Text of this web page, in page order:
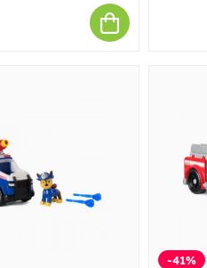
-41%